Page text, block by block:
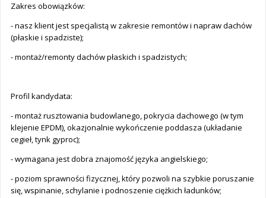
Zakres obowiązków:
- nasz klient jest specjalistą w zakresie remontów i napraw dachów
(płaskie i spadziste);
- montaż/remonty dachów płaskich i spadzistych;
Profil kandydata:
- montaż rusztowania budowlanego, pokrycia dachowego (w tym
klejenie EPDM), okazjonalnie wykończenie poddasza (układanie
cegieł, tynk gyproc);
- wymagana jest dobra znajomość języka angielskiego;
- poziom sprawności fizycznej, który pozwoli na szybkie poruszanie
się, wspinanie, schylanie i podnoszenie ciężkich ładunków;